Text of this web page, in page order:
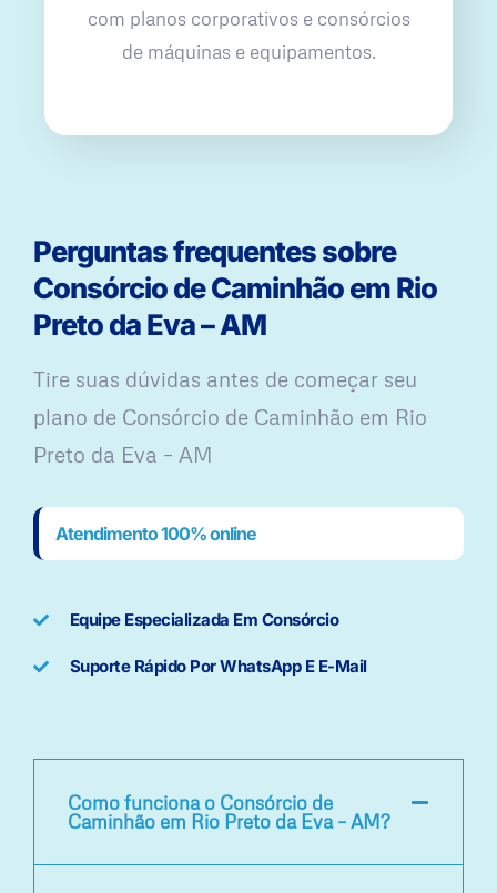
com planos corporativos e consórcios
de máquinas e equipamentos.
Perguntas frequentes sobre
Consórcio de Caminhão em Rio
Preto da Eva – AM
Tire suas dúvidas antes de começar seu
plano ​de Consórcio de Caminhão em Rio
Preto da Eva – AM
Atendimento 100% online
Equipe Especializada Em Consórcio
Suporte Rápido Por WhatsApp E E-Mail
Como funciona o Consórcio de
Caminhão em Rio Preto da Eva – AM?